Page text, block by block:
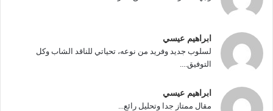
ابراهيم عيسي
لسلوب جديد وفريد من نوعه، تحياتي للناقد الشاب وكل
التوفيق....
ابراهيم عيسي
مقال ممتاز جدا وتحليل رائع...